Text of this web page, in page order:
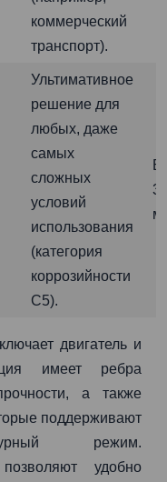
коммерческий
транспорт).
Ультимативное
решение для
любых, даже
самых
сложных
условий
использования
(категория
коррозийности
C5).
двигатель и
имеет ребра
а также
поддерживают
режим.
удобно